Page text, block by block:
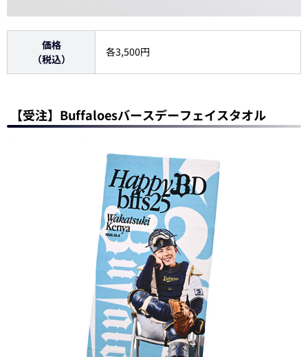
価格
（税込）
各3,500円
【受注】Buffaloesバースデーフェイスタオル